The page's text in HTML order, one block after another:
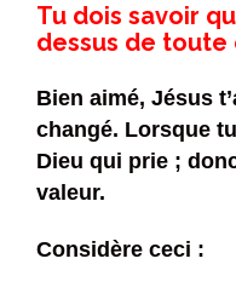
Tu dois savoir
dessus de toute
Bien aimé, Jésus
changé. Lorsque
Dieu qui prie ;
valeur.
Considère ceci :